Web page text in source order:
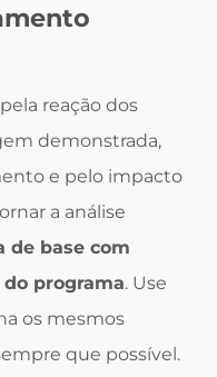
reação dos
demonstrada,
e pelo impacto
a análise
de base com
programa. Use
os mesmos
que possível.